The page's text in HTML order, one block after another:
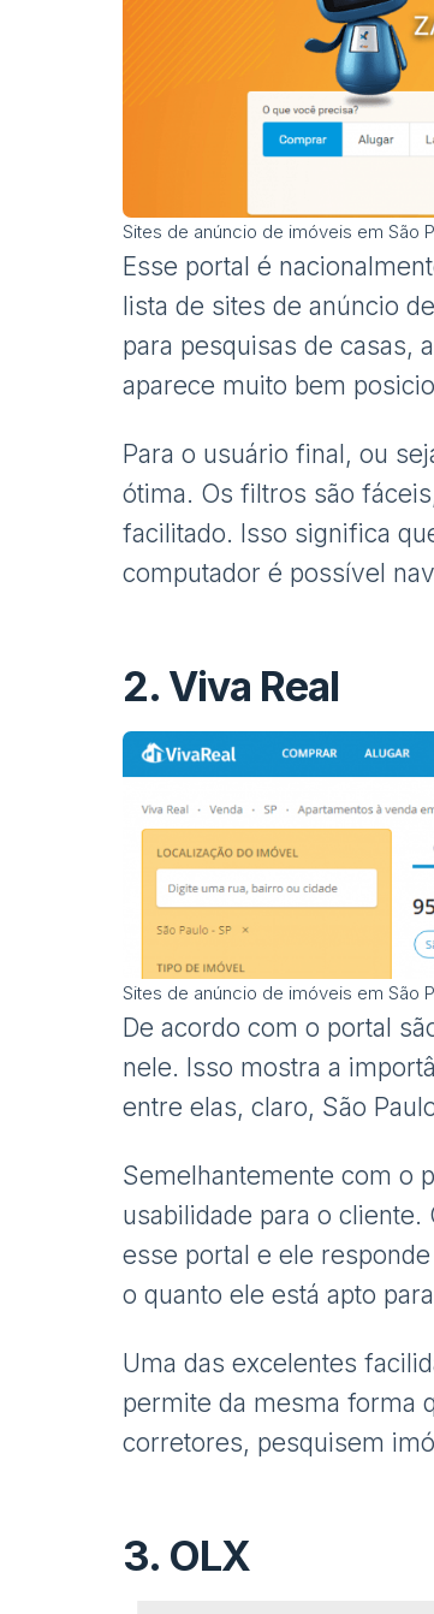
Sites de anúncio de imóveis em São
Esse portal é
lista de sites de anúncio
para pesquisas de casas,
aparece muito bem
Para o usuário final, ou
ótima. Os filtros são
facilitado. Isso significa
computador é possível
2. Viva Real
Sites de anúncio de imóveis em São
De acordo com o portal
nele. Isso mostra a
entre elas, claro, São
Semelhantemente com o
usabilidade para o
esse portal e ele
o quanto ele está apto
Uma das excelentes
permite da mesma forma
corretores, pesquisem
3. OLX